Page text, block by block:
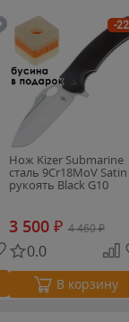
-
Нож Kizer Submarine
сталь 9Cr18MoV Satin
рукоять Black G10
3 500 ₽ 4 460₽
0.0
В корзину